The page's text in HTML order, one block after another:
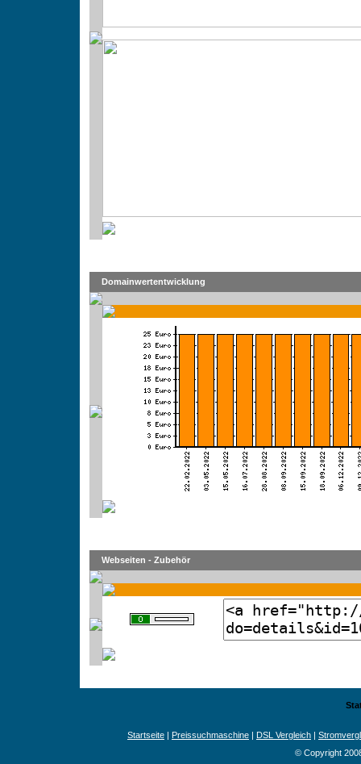
Domainwertentwicklung
Webseiten - Zubehör
Startseite | Preissuchmaschine | DSL Vergleich |
© Copyright